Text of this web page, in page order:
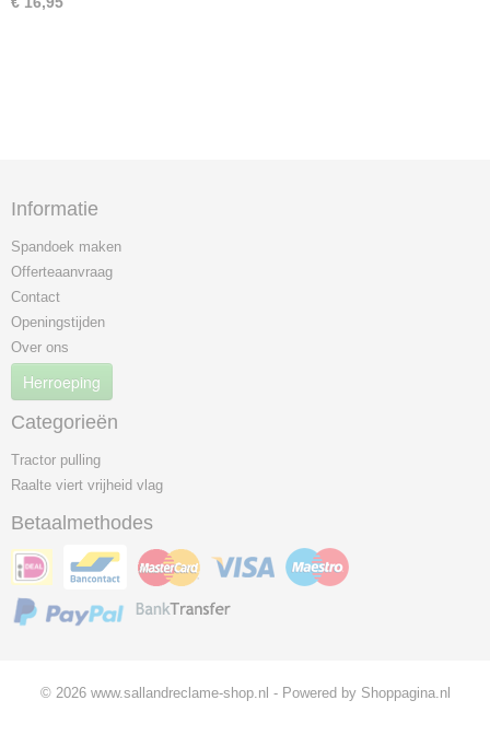
Informatie
Spandoek maken
Offerteaanvraag
Contact
Openingstijden
Over ons
Herroeping
Categorieën
Tractor pulling
Raalte viert vrijheid vlag
Betaalmethodes
© 2026 www.sallandreclame-shop.nl - Powered by Shoppagina.nl